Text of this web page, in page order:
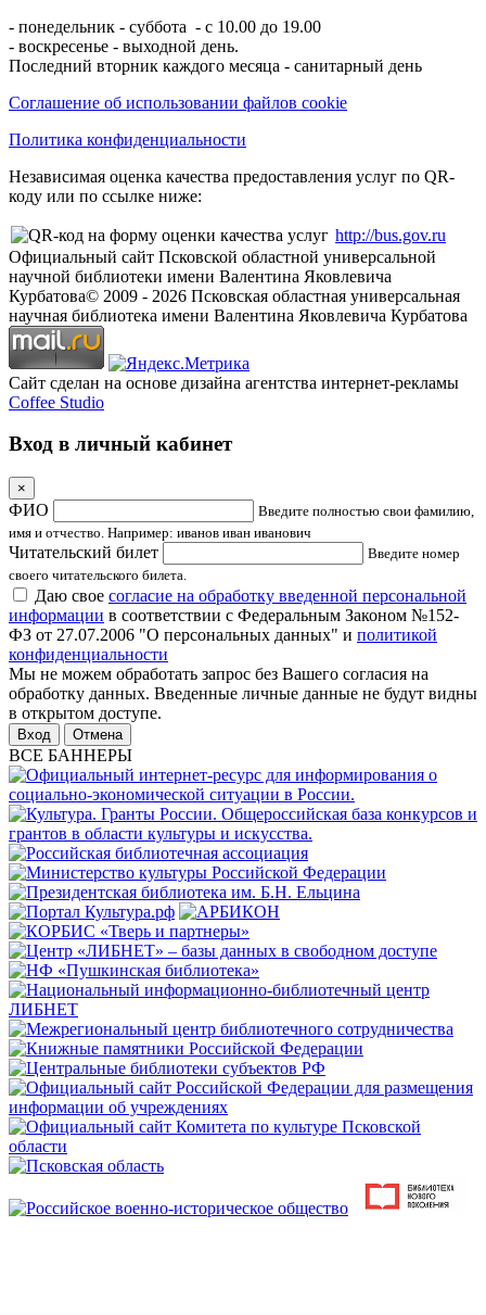
- понедельник - суббота - с 10.00 до 19.00
- воскресенье - выходной день.
Последний вторник каждого месяца - санитарный день
Соглашение об использовании файлов cookie
Политика конфиденциальности
Независимая оценка качества предоставления услуг по QR-
коду или по ссылке ниже:
http://bus.gov.ru
Официальный сайт Псковской областной универсальной
научной библиотеки имени Валентина Яковлевича
Курбатова© 2009 - 2026 Псковская областная универсальная
научная библиотека имени Валентина Яковлевича Курбатова
Сайт сделан на основе дизайна агентства интернет-рекламы
Coffee Studio
Вход в личный кабинет
×
ФИО
Введите полностью свои фамилию,
имя и отчество. Например: иванов иван иванович
Читательский билет
Введите номер
своего читательского билета.
Даю свое согласие на обработку введенной персональной
информации в соответствии с Федеральным Законом №152-
ФЗ от 27.07.2006 "О персональных данных" и политикой
конфиденциальности
Мы не можем обработать запрос без Вашего согласия на
обработку данных. Введенные личные данные не будут видны
в открытом доступе.
Отмена
ВСЕ БАННЕРЫ